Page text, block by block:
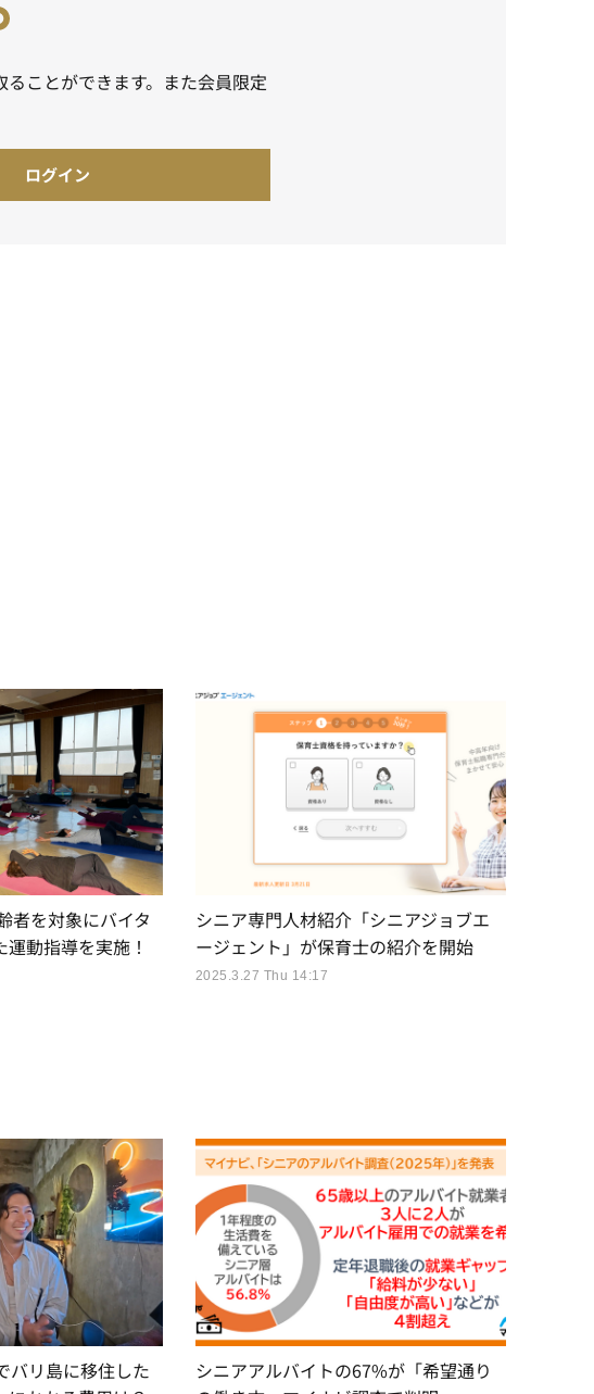
ことができます。また会員限定
ログイン
者を対象にバイタ
動指導を実施！
シニア専門人材紹介「シニアジョブエ
ージェント」が保育士の紹介を開始
2025.3.27 Thu 14:17
バリ島に移住した
シニアアルバイトの67%が「希望通り